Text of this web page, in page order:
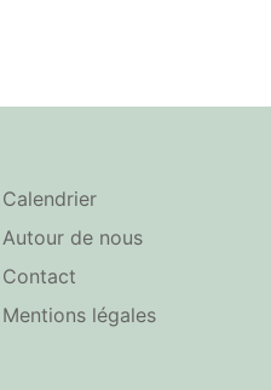
Calendrier
Autour de nous
Contact
Mentions légales